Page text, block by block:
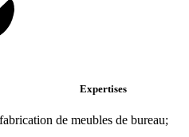
Expertises
de meubles de bureau;